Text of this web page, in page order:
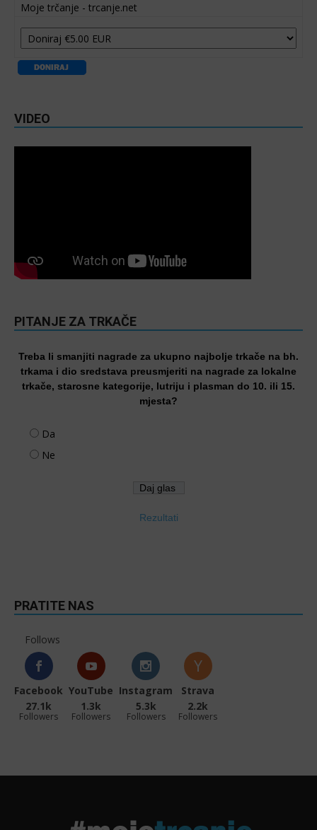
Moje trčanje - trcanje.net
VIDEO
PITANJE ZA TRKAČE
Treba li smanjiti nagrade za ukupno najbolje trkače na bh.
trkama i dio sredstava preusmjeriti na nagrade za lokalne
trkače, starosne kategorije, lutriju i plasman do 10. ili 15.
mjesta?
Da
Ne
Rezultati
PRATITE NAS
Follows
Facebook
27.1k
Followers
YouTube
1.3k
Followers
Instagram
5.3k
Followers
Strava
2.2k
Followers